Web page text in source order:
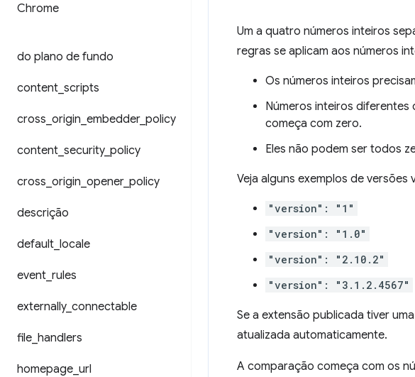
Chrome
do plano de fundo
content scripts
cross origin embedder_ policy
content security_ policy
cross origin opener_ policy
descrição
default locale
event rules
externally_ connectable
file handlers
homepage url
Um a quatro números inteiros
regras se aplicam aos números
Os números inteiros
Números inteiros diferentes
começa com zero.
Eles não podem ser todos
Veja alguns exemplos de versões
"version": "1"
"version": "1.0"
"version": "2.10.2"
"version": "3.1.2.4567"
Se a extensão publicada tiver
atualizada automaticamente.
A comparação começa com os